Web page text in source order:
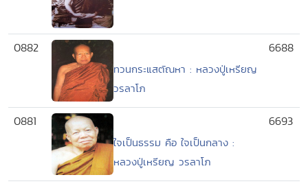
0882
ทวนกระแสตัณหา : หลวงปู่เหรียญ
วรลาโภ
6688
0881
ใจเป็นธรรม คือ ใจเป็นกลาง :
หลวงปู่เหรียญ วรลาโภ
6693